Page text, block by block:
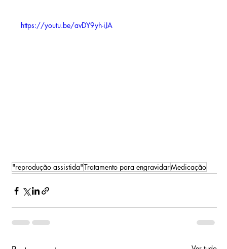
https://youtu.be/avDY9yh-iJA
"reprodução assistida"Tratamento para engravidarMedicação